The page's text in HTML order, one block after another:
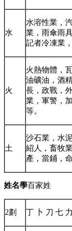
水
水溶性業，
業，雨傘雨
記者冷凍業
火
火熱物體，
油礦油，酒
長，政戰，
業，軍警，
等。
土
沙石業，水
紹人，畜牧
產，當鋪，
姓名學百家姓
2劃 丁 卜 刀 七